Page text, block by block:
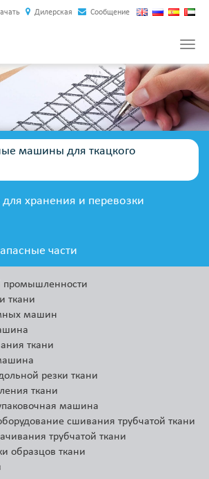
Дилерская Сообщение
машины для ткацкого
хранения и перевозки
части
промышленности
ткани
машин
ткани
резки ткани
ткани
машина
сшивания трубчатой ткани
трубчатой ткани
образцов ткани